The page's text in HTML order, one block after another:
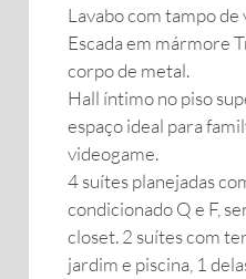
Lavabo com tampo de
Escada em mármore
corpo de metal.
Hall íntimo no piso
espaço ideal para
videogame.
4 suítes planejadas
condicionado Q e F,
closet. 2 suítes com
jardim e piscina, 1